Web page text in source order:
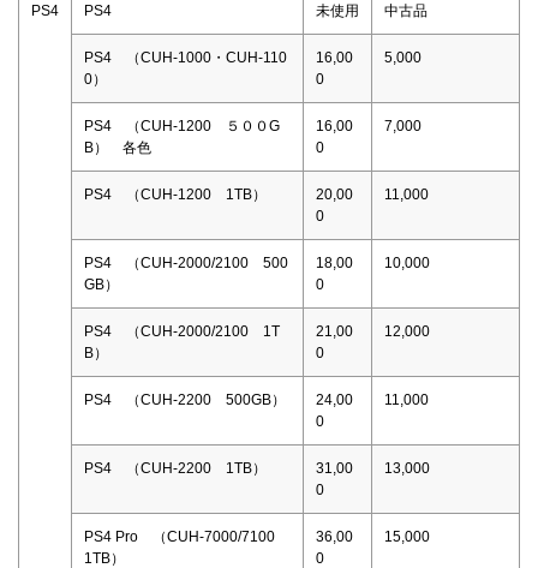
PS4 PS4 未使用 中古品
PS4 （CUH-1000・CUH-110
0）
16,00
0
5,000
PS4 （CUH-1200 ５００G
B） 各色
16,00
0
7,000
PS4 （CUH-1200 1TB）
20,00
0
11,000
PS4 （CUH-2000/2100 500
GB）
18,00
0
10,000
PS4 （CUH-2000/2100 1T
B）
21,00
0
12,000
PS4 （CUH-2200 500GB）
24,00
0
11,000
PS4 （CUH-2200 1TB）
31,00
0
13,000
PS4 Pro （CUH-7000/7100
1TB）
36,00
0
15,000